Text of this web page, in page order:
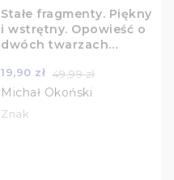
Stałe fragmenty. Piękny
i wstrętny. Opowieść o
dwóch twarzach
19,90 zł 49,99 zł
Michał Okoński
Znak